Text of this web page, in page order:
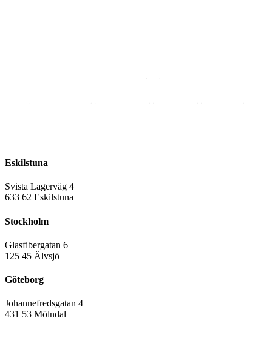
Webbshop för Lagerinredningar
Eskilstuna
Svista Lagerväg 4
633 62 Eskilstuna
Stockholm
Glasfibergatan 6
125 45 Älvsjö
Göteborg
Johannefredsgatan 4
431 53 Mölndal